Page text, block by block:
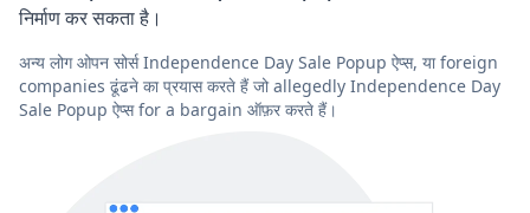
निर्माण कर सकता है।
अन्य लोग ओपन सोर्स Independence Day Sale Popup ऐप्स, या foreign
companies ढूंढने का प्रयास करते हैं जो allegedly Independence Day
Sale Popup ऐप्स for a bargain ऑफ़र करते हैं।